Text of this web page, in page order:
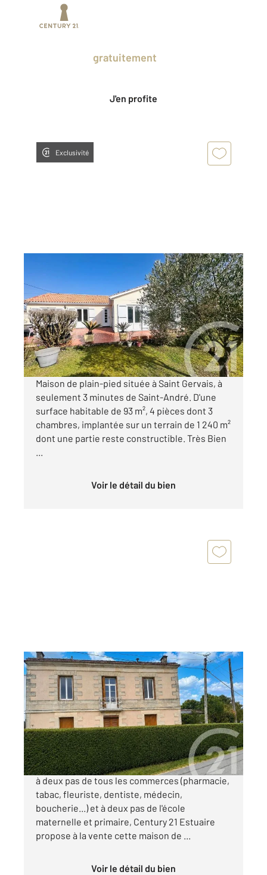
gratuitement
J'en profite
Exclusivité
Ref : 689
Maison à vendre
240 000 €
Visiter le site dédié
Maison de plain-pied située à Saint Gervais, à
seulement 3 minutes de Saint-André. D'une
surface habitable de 93 m², 4 pièces dont 3
chambres, implantée sur un terrain de 1 240 m²
dont une partie reste constructible. Très Bien
...
Voir le détail du bien
BERSON 33
185 m2, 5 pièces
Ref : 768
Maison à vendre
205 000 €
Sur la commune de Berson, idéalement située
à deux pas de tous les commerces (pharmacie,
tabac, fleuriste, dentiste, médecin,
boucherie...) et à deux pas de l'école
maternelle et primaire, Century 21 Estuaire
propose à la vente cette maison de ...
Voir le détail du bien